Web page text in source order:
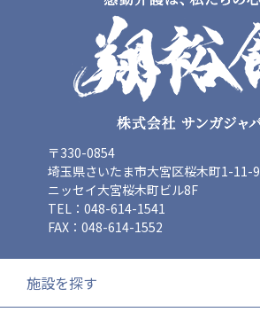
〒330-0854
埼玉県さいたま市大宮区桜木町1-11-9
ニッセイ大宮桜木町ビル8F
TEL：048-614-1541
FAX：048-614-1552
施設を探す